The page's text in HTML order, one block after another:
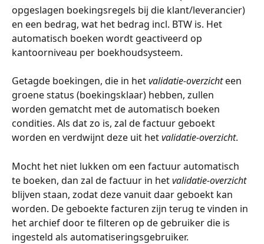
opgeslagen boekingsregels bij die klant/leverancier)
en een bedrag, wat het bedrag incl. BTW is. Het
automatisch boeken wordt geactiveerd op
kantoorniveau per boekhoudsysteem.
Getagde boekingen, die in het validatie-overzicht een
groene status (boekingsklaar) hebben, zullen
worden gematcht met de automatisch boeken
condities. Als dat zo is, zal de factuur geboekt
worden en verdwijnt deze uit het validatie-overzicht.
Mocht het niet lukken om een factuur automatisch
te boeken, dan zal de factuur in het validatie-overzicht
blijven staan, zodat deze vanuit daar geboekt kan
worden. De geboekte facturen zijn terug te vinden in
het archief door te filteren op de gebruiker die is
ingesteld als automatiseringsgebruiker.